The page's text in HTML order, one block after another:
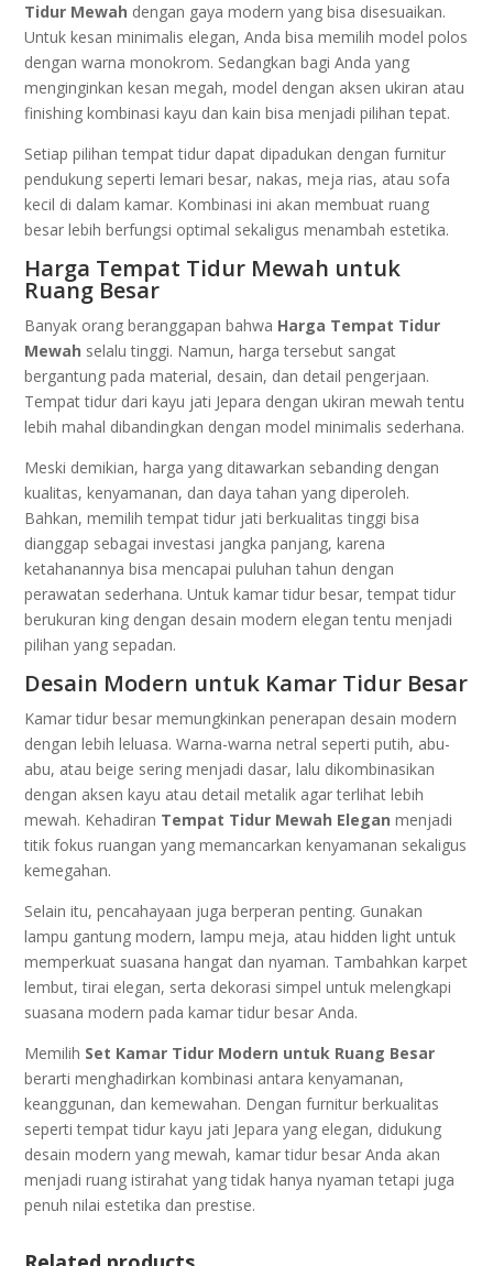
Tidur Mewah dengan gaya modern yang bisa disesuaikan.
Untuk kesan minimalis elegan, Anda bisa memilih model polos
dengan warna monokrom. Sedangkan bagi Anda yang
menginginkan kesan megah, model dengan aksen ukiran atau
finishing kombinasi kayu dan kain bisa menjadi pilihan tepat.
Setiap pilihan tempat tidur dapat dipadukan dengan furnitur
pendukung seperti lemari besar, nakas, meja rias, atau sofa
kecil di dalam kamar. Kombinasi ini akan membuat ruang
besar lebih berfungsi optimal sekaligus menambah estetika.
Harga Tempat Tidur Mewah untuk
Ruang Besar
Banyak orang beranggapan bahwa Harga Tempat Tidur
Mewah selalu tinggi. Namun, harga tersebut sangat
bergantung pada material, desain, dan detail pengerjaan.
Tempat tidur dari kayu jati Jepara dengan ukiran mewah tentu
lebih mahal dibandingkan dengan model minimalis sederhana.
Meski demikian, harga yang ditawarkan sebanding dengan
kualitas, kenyamanan, dan daya tahan yang diperoleh.
Bahkan, memilih tempat tidur jati berkualitas tinggi bisa
dianggap sebagai investasi jangka panjang, karena
ketahanannya bisa mencapai puluhan tahun dengan
perawatan sederhana. Untuk kamar tidur besar, tempat tidur
berukuran king dengan desain modern elegan tentu menjadi
pilihan yang sepadan.
Desain Modern untuk Kamar Tidur Besar
Kamar tidur besar memungkinkan penerapan desain modern
dengan lebih leluasa. Warna-warna netral seperti putih, abu-
abu, atau beige sering menjadi dasar, lalu dikombinasikan
dengan aksen kayu atau detail metalik agar terlihat lebih
mewah. Kehadiran Tempat Tidur Mewah Elegan menjadi
titik fokus ruangan yang memancarkan kenyamanan sekaligus
kemegahan.
Selain itu, pencahayaan juga berperan penting. Gunakan
lampu gantung modern, lampu meja, atau hidden light untuk
memperkuat suasana hangat dan nyaman. Tambahkan karpet
lembut, tirai elegan, serta dekorasi simpel untuk melengkapi
suasana modern pada kamar tidur besar Anda.
Memilih Set Kamar Tidur Modern untuk Ruang Besar
berarti menghadirkan kombinasi antara kenyamanan,
keanggunan, dan kemewahan. Dengan furnitur berkualitas
seperti tempat tidur kayu jati Jepara yang elegan, didukung
desain modern yang mewah, kamar tidur besar Anda akan
menjadi ruang istirahat yang tidak hanya nyaman tetapi juga
penuh nilai estetika dan prestise.